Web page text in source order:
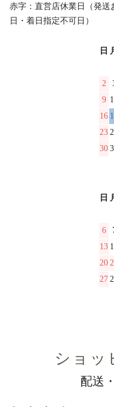
赤字：直営店休業日（発送
日・着日指定不可日）
日
2
9
16
23
30
日
6
13
20
27
ショッ
配送